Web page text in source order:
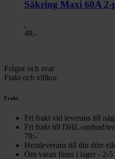
Säkring Maxi 60A 2-
49,-
Frågor och svar
Frakt och villkor
Frakt
Fri frakt vid leverans till
Fri frakt till DHL-ombud/
79:-
Hemleverans till din dörr
Om varan finns i lager - 2-5